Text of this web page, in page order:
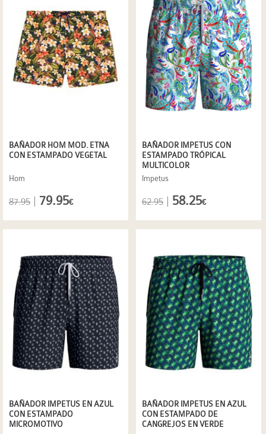
BAÑADOR HOM MOD. ETNA
CON ESTAMPADO VEGETAL
Hom
87.95 | 79.95€
BAÑADOR IMPETUS CON
ESTAMPADO TRÓPICAL
MULTICOLOR
Impetus
62.95 | 58.25€
BAÑADOR IMPETUS EN AZUL
CON ESTAMPADO
MICROMOTIVO
BAÑADOR IMPETUS EN AZUL
CON ESTAMPADO DE
CANGREJOS EN VERDE